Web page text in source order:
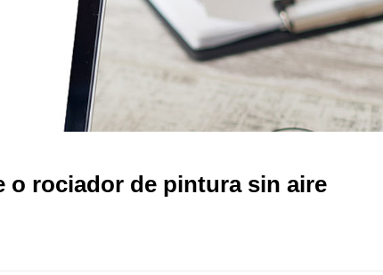
o rociador de pintura sin aire